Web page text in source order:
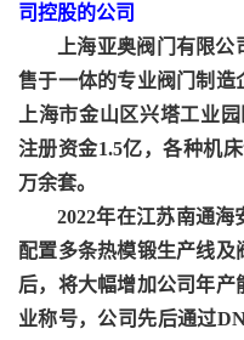
司控股的公司
上海亚奥阀门有限
售于一体的专业阀门制造
上海市金山区兴塔工业
注册资金1.5亿，各种机
万余套。
2022年在江苏南通海
配置多条热模锻生产线
后，将大幅增加公司年
业称号，公司先后通过